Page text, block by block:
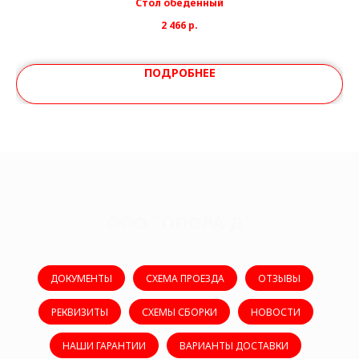
Стол обеденный
2 466 р.
ПОДРОБНЕЕ
ДОКУМЕНТЫ СХЕМА ПРОЕЗДА ОТЗЫВЫ
РЕКВИЗИТЫ СХЕМЫ СБОРКИ НОВОСТИ
НАШИ ГАРАНТИИ ВАРИАНТЫ ДОСТАВКИ